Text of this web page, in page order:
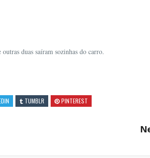
duas saíram sozinhas do carro.
TUMBLR PINTEREST